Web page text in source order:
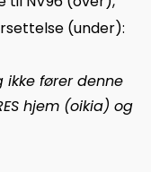
(under):
fører denne
hjem (oikia) og